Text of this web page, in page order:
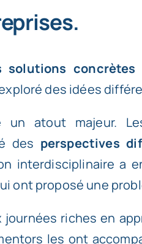
solutions
des idées
atout majeur.
des perspectives
interdisciplinaire a
ont proposé une
journées riches en
les ont